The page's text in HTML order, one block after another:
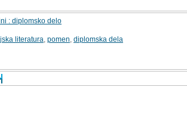
: diplomsko delo
literatura pomen diplomska dela